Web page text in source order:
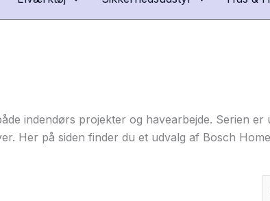
indendørs projekter og havearbejde. Serien er
Her på siden finder du et udvalg af Bosch